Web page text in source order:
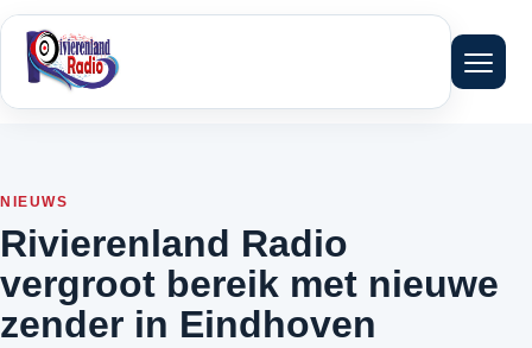
Menu
NIEUWS
Rivierenland Radio
vergroot bereik met nieuwe
zender in Eindhoven